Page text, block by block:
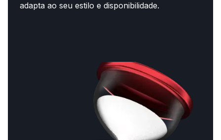
adapta ao seu estilo e disponibilidade.